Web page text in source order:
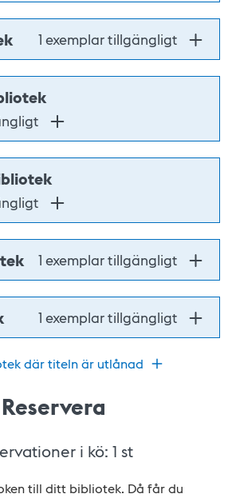
1 exemplar tillgängligt
1 exemplar tillgängligt
1 exemplar tillgängligt
där titeln är utlånad
Reservera
i kö: 1 st
till ditt bibliotek. Då får du